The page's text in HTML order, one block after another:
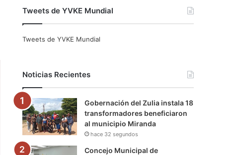
c
o
k
i
r
u
e
r
a
m
a
m
Tweets de YVKE Mundial
Tweets de YVKE Mundial
Noticias Recientes
Gobernación del Zulia instala 18
transformadores beneficiaron
al municipio Miranda
hace 32 segundos
Concejo Municipal de